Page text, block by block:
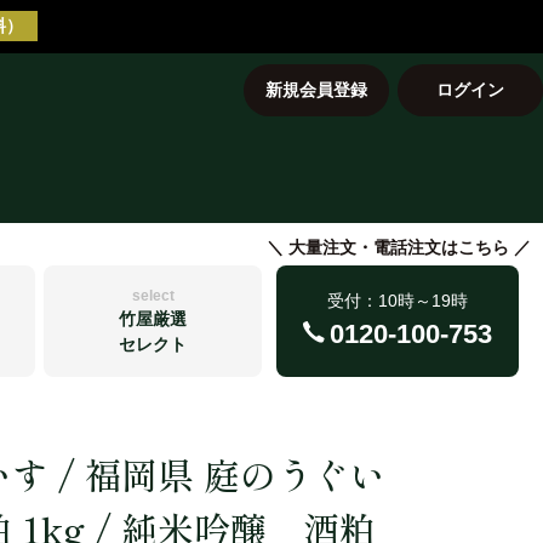
新規会員登録 ログイン
とりバラ粕 TAKEYAの踏込粕
くし 大分県産 ヒノヒカリ
旭菊
select
竹屋厳選
セレクト
松浦漬
受付：10時～19時
0120-100-753
/ 福岡県 庭のうぐい
1kg / 純米吟醸 酒粕